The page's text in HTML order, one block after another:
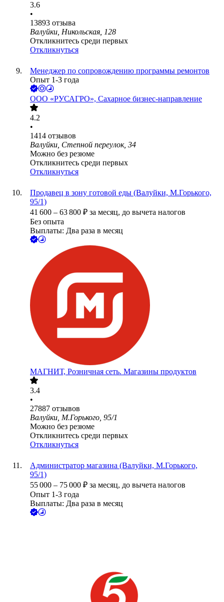
3.6
•
13893 отзыва
Валуйки, Никольская, 128
Откликнитесь среди первых
Откликнуться
Менеджер по сопровождению программы ремонтов
Опыт 1-3 года
ООО «РУСАГРО», Сахарное бизнес-направление
4.2
•
1414 отзывов
Валуйки, Степной переулок, 34
Можно без резюме
Откликнитесь среди первых
Откликнуться
Продавец в зону готовой еды (Валуйки, М.Горького,
95/1)
41 600 – 63 800 ₽ за месяц, до вычета налогов
Без опыта
Выплаты: Два раза в месяц
МАГНИТ, Розничная сеть. Магазины продуктов
3.4
•
27887 отзывов
Валуйки, М.Горького, 95/1
Можно без резюме
Откликнитесь среди первых
Откликнуться
Администратор магазина (Валуйки, М.Горького,
95/1)
55 000 – 75 000 ₽ за месяц, до вычета налогов
Опыт 1-3 года
Выплаты: Два раза в месяц